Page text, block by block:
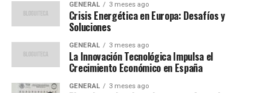
Esta subida ha puesto una presión adicional sobre las
economías europeas, que ya están lidiando con los
efectos de la inflación post-pandemia.
Opiniones de Expertos y
GENERAL 3 meses ago
Crisis Energética en Europa: Desafíos y
Soluciones
GENERAL 3 meses ago
La Innovación Tecnológica Impulsa el
Crecimiento Económico en España
GENERAL 3 meses ago